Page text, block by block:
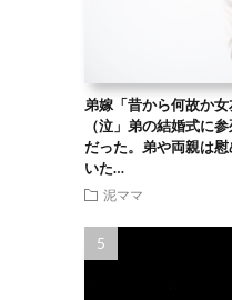
弟嫁「昔から何故か
（泣」弟の結婚式に
だった。弟や両親は
いた…
泥ママ